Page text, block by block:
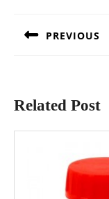
PREVIOUS
Related Post